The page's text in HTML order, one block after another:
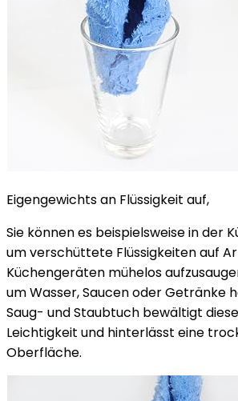
Eigengewichts an Flüssigkeit auf,
Sie können es beispielsweise in der
um verschüttete Flüssigkeiten auf
Küchengeräten mühelos
um Wasser, Saucen oder Getränke
Saug- und Staubtuch bewältigt
Leichtigkeit und hinterlässt eine
Oberfläche.